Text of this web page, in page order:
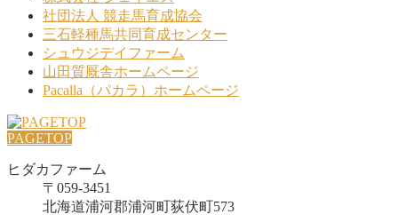
社団法人 競走馬育成協会
三石軽種馬共同育成センター
シュウジデイファーム
山田質厩舎ホームページ
Pacalla（パカラ）ホームページ
PAGETOP
ヒダカファーム
〒059-3451
北海道浦河郡浦河町荻伏町573